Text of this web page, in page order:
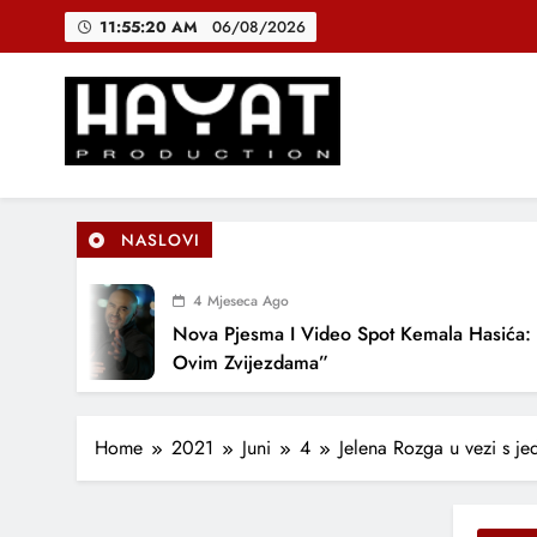
11:55:21 AM 06/08/2026
Hayat Production
Promocija domaće muzike
NASLOVI
4 Mjeseca Ago
Nova Pjesma I Video Spot Kemala Hasića:
Ovim Zvijezdama”
Home 2021 Juni 4 Jelena Rozga u vezi s